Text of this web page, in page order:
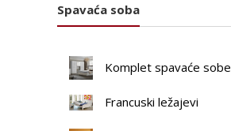
Spavaća soba
Komplet spavaće sobe
Francuski ležajevi